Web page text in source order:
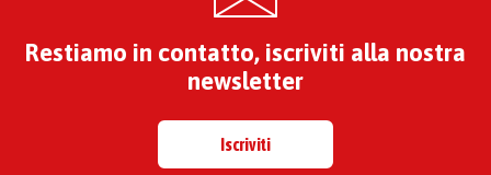
Restiamo in contatto, iscriviti alla nostra
newsletter
Iscriviti